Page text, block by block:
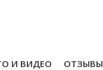
И ВИДЕО ОТЗЫВЫ